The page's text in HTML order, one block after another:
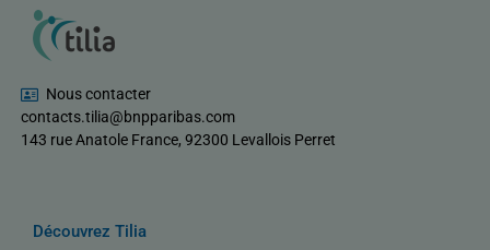
Nous contacter
contacts.tilia@bnpparibas.com
143 rue Anatole France, 92300 Levallois Perret
Découvrez Tilia